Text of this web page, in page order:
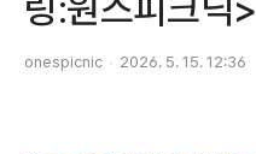
링:원스피크닉>
onespicnic 2026. 5. 15. 12:36